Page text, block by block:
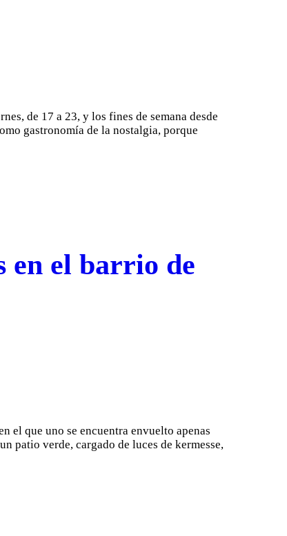
de 17 a 23, y los fines de semana desde
gastronomía de la nostalgia, porque
en el barrio de
el que uno se encuentra envuelto apenas
patio verde, cargado de luces de kermesse,